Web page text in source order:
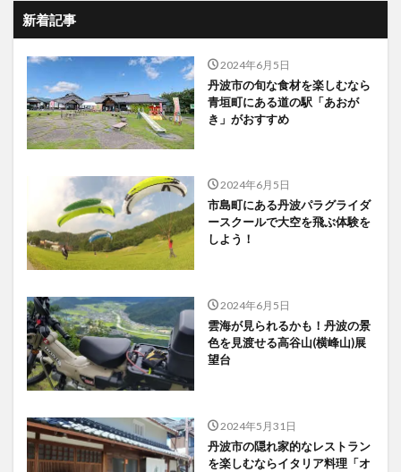
新着記事
2024年6月5日
丹波市の旬な食材を楽しむなら
青垣町にある道の駅「あおが
き」がおすすめ
2024年6月5日
市島町にある丹波パラグライダ
ースクールで大空を飛ぶ体験を
しよう！
2024年6月5日
雲海が見られるかも！丹波の景
色を見渡せる高谷山(横峰山)展
望台
2024年5月31日
丹波市の隠れ家的なレストラン
を楽しむならイタリア料理「オ